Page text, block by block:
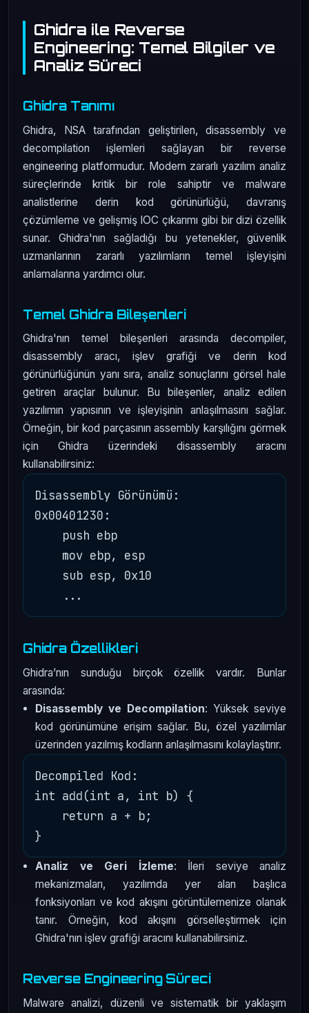
Ghidra ile Reverse
Engineering: Temel Bilgiler ve
Analiz Süreci
Ghidra Tanımı
Ghidra, NSA tarafından geliştirilen, disassembly ve
decompilation işlemleri sağlayan bir reverse
engineering platformudur. Modern zararlı yazılım analiz
süreçlerinde kritik bir role sahiptir ve malware
analistlerine derin kod görünürlüğü, davranış
çözümleme ve gelişmiş IOC çıkarımı gibi bir dizi özellik
sunar. Ghidra'nın sağladığı bu yetenekler, güvenlik
uzmanlarının zararlı yazılımların temel işleyişini
anlamalarına yardımcı olur.
Temel Ghidra Bileşenleri
Ghidra'nın temel bileşenleri arasında decompiler,
disassembly aracı, işlev grafiği ve derin kod
görünürlüğünün yanı sıra, analiz sonuçlarını görsel hale
getiren araçlar bulunur. Bu bileşenler, analiz edilen
yazılımın yapısının ve işleyişinin anlaşılmasını sağlar.
Örneğin, bir kod parçasının assembly karşılığını görmek
için Ghidra üzerindeki disassembly aracını
kullanabilirsiniz:
Disassembly Görünümü:
0x00401230:
    push ebp
    mov ebp, esp
    sub esp, 0x10
Ghidra Özellikleri
Ghidra’nın sunduğu birçok özellik vardır. Bunlar
arasında:
Disassembly ve Decompilation: Yüksek seviye
kod görünümüne erişim sağlar. Bu, özel yazılımlar
üzerinden yazılmış kodların anlaşılmasını kolaylaştırır.
Decompiled Kod:
int add(int a, int b) {
    return a + b;
Analiz ve Geri İzleme: İleri seviye analiz
mekanizmaları, yazılımda yer alan başlıca
fonksiyonları ve kod akışını görüntülemenize olanak
tanır. Örneğin, kod akışını görselleştirmek için
Ghidra'nın işlev grafiği aracını kullanabilirsiniz.
Reverse Engineering Süreci
Malware analizi, düzenli ve sistematik bir yaklaşım